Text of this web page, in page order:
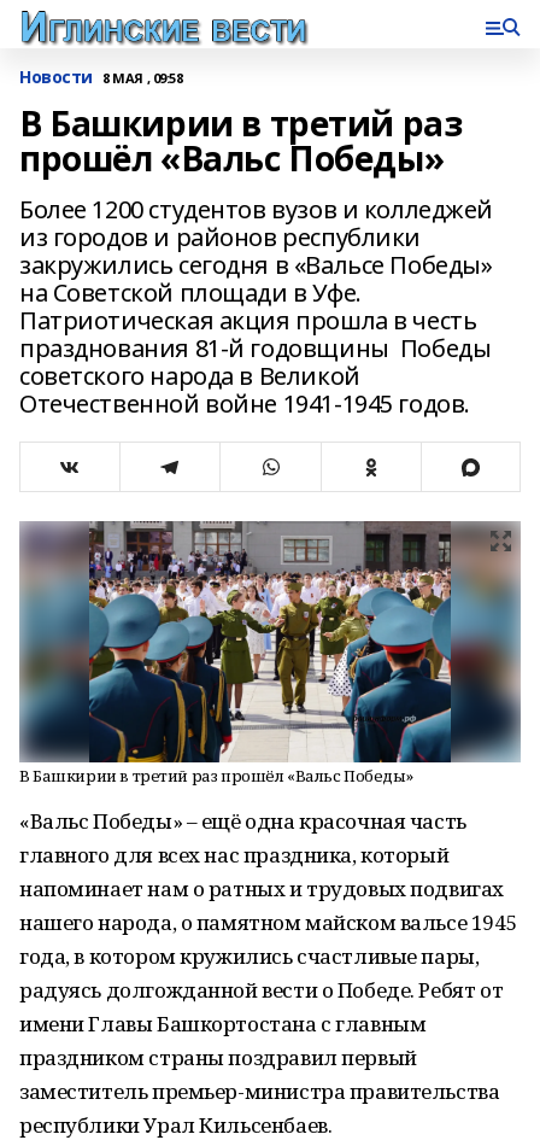
Новости 8 МАЯ , 09:58
В Башкирии в третий раз
прошёл «Вальс Победы»
Более 1200 студентов вузов и колледжей
из городов и районов республики
закружились сегодня в «Вальсе Победы»
на Советской площади в Уфе.
Патриотическая акция прошла в честь
празднования 81-й годовщины Победы
советского народа в Великой
Отечественной войне 1941-1945 годов.
В Башкирии в третий раз прошёл «Вальс Победы»
«Вальс Победы» – ещё одна красочная часть
главного для всех нас праздника, который
напоминает нам о ратных и трудовых подвигах
нашего народа, о памятном майском вальсе 1945
года, в котором кружились счастливые пары,
радуясь долгожданной вести о Победе. Ребят от
имени Главы Башкортостана с главным
праздником страны поздравил первый
заместитель премьер-министра правительства
республики Урал Кильсенбаев.